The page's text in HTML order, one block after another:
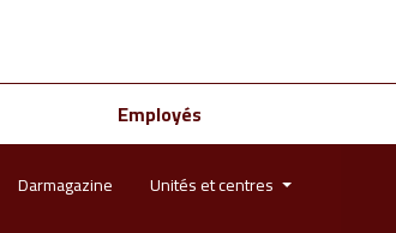
Employés
Darmagazine Unités et centres